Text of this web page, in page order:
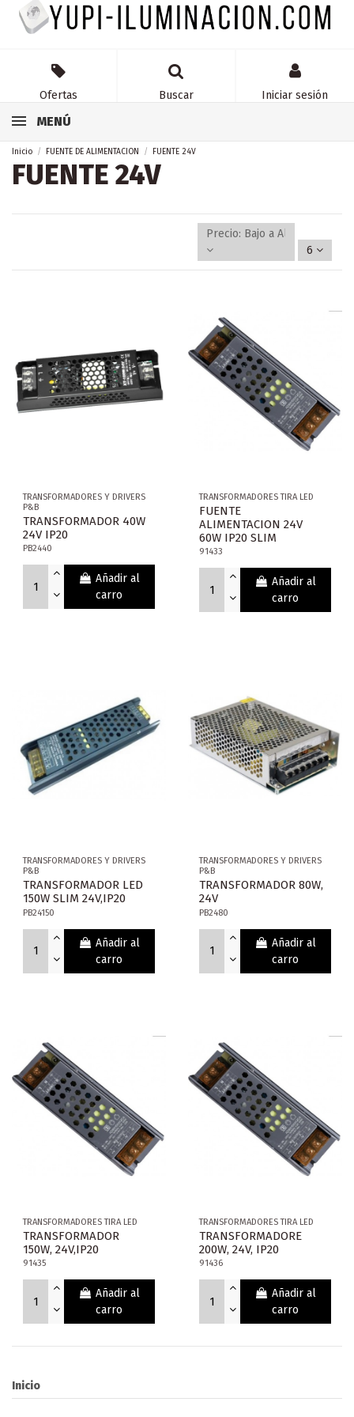
Ofertas Buscar Iniciar sesión
MENÚ
Inicio FUENTE DE ALIMENTACION FUENTE 24V
FUENTE 24V
Precio: Bajo a Alto
6
TRANSFORMADORES Y DRIVERS
P&B
TRANSFORMADOR 40W
24V IP20
PB2440
Añadir al
carro
TRANSFORMADORES TIRA LED
FUENTE
ALIMENTACION 24V
60W IP20 SLIM
91433
Añadir al
carro
TRANSFORMADORES Y DRIVERS
P&B
TRANSFORMADOR LED
150W SLIM 24V,IP20
PB24150
Añadir al
carro
TRANSFORMADORES Y DRIVERS
P&B
TRANSFORMADOR 80W,
24V
PB2480
Añadir al
carro
TRANSFORMADORES TIRA LED
TRANSFORMADOR
150W, 24V,IP20
91435
Añadir al
carro
TRANSFORMADORES TIRA LED
TRANSFORMADORE
200W, 24V, IP20
91436
Añadir al
carro
Inicio